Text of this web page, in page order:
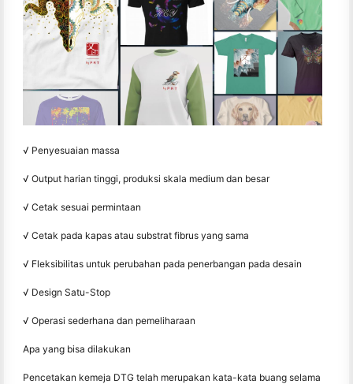
√ Penyesuaian massa
√ Output harian tinggi, produksi skala medium dan besar
√ Cetak sesuai permintaan
√ Cetak pada kapas atau substrat fibrus yang sama
√ Fleksibilitas untuk perubahan pada penerbangan pada desain
√ Design Satu-Stop
√ Operasi sederhana dan pemeliharaan
Apa yang bisa dilakukan
Pencetakan kemeja DTG telah merupakan kata-kata buang selama